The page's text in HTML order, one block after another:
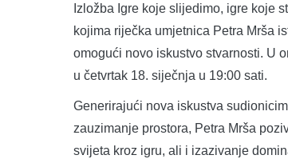
Izložba Igre koje slijedimo, igre koje
kojima riječka umjetnica Petra Mrša
omogući novo iskustvo stvarnosti. U
u četvrtak 18. siječnja u 19:00 sati.
Generirajući nova iskustva
zauzimanje prostora, Petra Mrša
svijeta kroz igru, ali i izazivanje